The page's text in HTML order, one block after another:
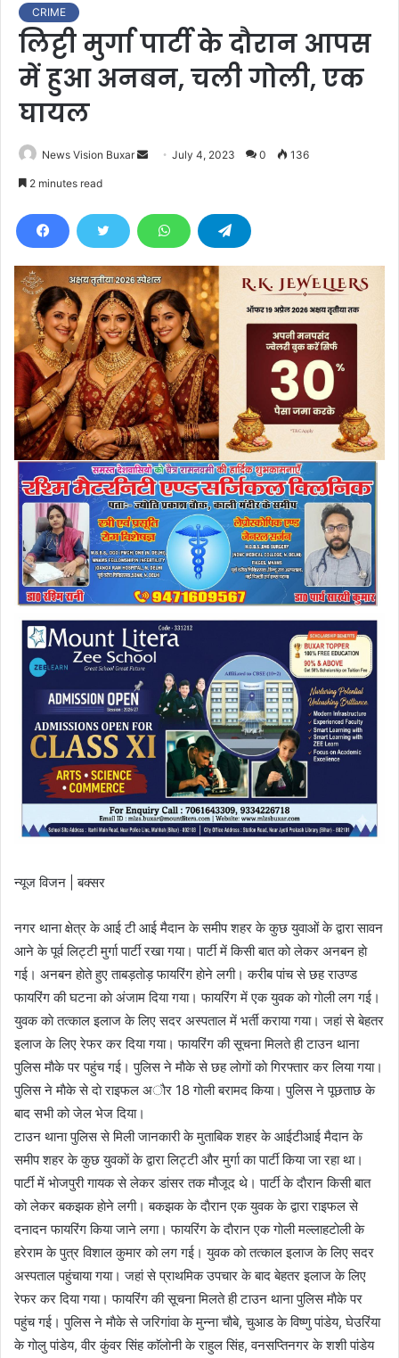
CRIME
लिट्टी मुर्गा पार्टी के दौरान आपस
में हुआ अनबन, चली गोली, एक
घायल
News Vision Buxar
d
e
m
a
i
l
July 4, 2023 0 136
2 minutes read
न्यूज विजन | बक्सर
नगर थाना क्षेत्र के आई टी आई मैदान के समीप शहर के कुछ युवाओं के द्वारा सावन
आने के पूर्व लिट्टी मुर्गा पार्टी रखा गया। पार्टी में किसी बात काे लेकर अनबन हाे
गई। अनबन हाेते हुए ताबड़ताेड़ फायरिंग हाेने लगी। करीब पांच से छह राउण्ड
फायरिंग की घटना काे अंजाम दिया गया। फायरिंग में एक युवक काे गाेली लग गई।
युवक काे तत्काल इलाज के लिए सदर अस्पताल में भर्ती कराया गया। जहां से बेहतर
इलाज के लिए रेफर कर दिया गया। फायरिंग की सूचना मिलते ही टाउन थाना
पुलिस माैके पर पहुंच गई। पुलिस ने माैके से छह लाेगाें काे गिरफ्तार कर लिया गया।
पुलिस ने माैके से दाे राइफल अाैर 18 गाेली बरामद किया। पुलिस ने पूछताछ के
बाद सभी काे जेल भेज दिया।
टाउन थाना पुलिस से मिली जानकारी के मुताबिक शहर के आईटीआई मैदान के
समीप शहर के कुछ युवकाें के द्वारा लिट्टी और मुर्गा का पार्टी किया जा रहा था।
पार्टी में भाेजपुरी गायक से लेकर डांसर तक माैजूद थे। पार्टी के दाैरान किसी बात
काे लेकर बकझक हाेने लगी। बकझक के दाैरान एक युवक के द्वारा राइफल से
दनादन फायरिंग किया जाने लगा। फायरिंग के दाैरान एक गाेली मल्लाहटाेली के
हरेराम के पुत्र विशाल कुमार काे लग गई। युवक काे तत्काल इलाज के लिए सदर
अस्पताल पहुंचाया गया। जहां से प्राथमिक उपचार के बाद बेहतर इलाज के लिए
रेफर कर दिया गया। फायरिंग की सूचना मिलते ही टाउन थाना पुलिस माैके पर
पहुंच गई। पुलिस ने माैके से जरिगांवा के मुन्ना चाैबे, चुआड के विष्णु पांडेय, घेउरिंया
के गाेलु पांडेय, वीर कुंवर सिंह काॅलाेनी के राहुल सिंह, वनसप्तिनगर के शशी पांडेय